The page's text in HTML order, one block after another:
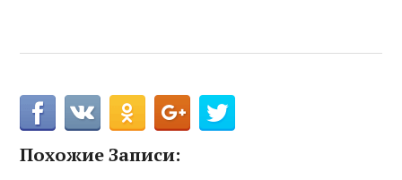
Похожие Записи: